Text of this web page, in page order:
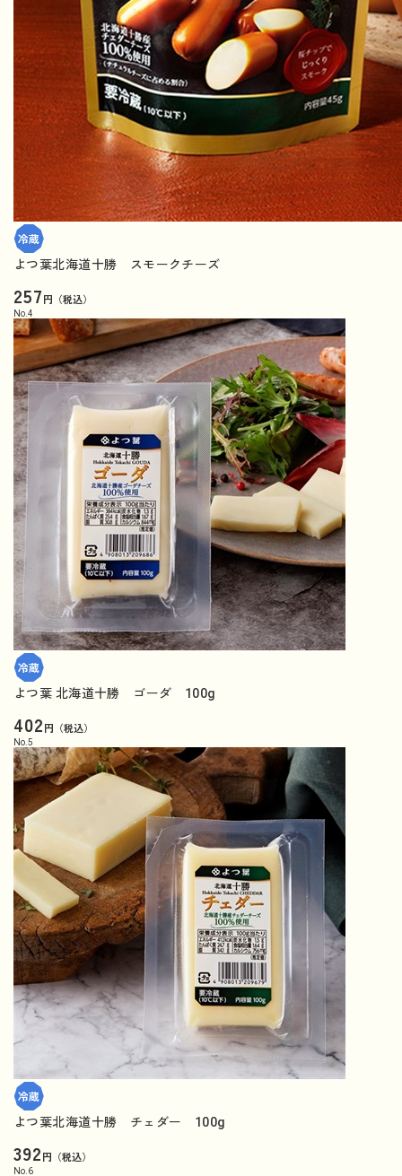
よつ葉北海道十勝 スモークチーズ
257円（税込）
No. 4
よつ葉 北海道十勝 ゴーダ 100g
402円（税込）
No. 5
よつ葉北海道十勝 チェダー 100g
392円（税込）
No. 6